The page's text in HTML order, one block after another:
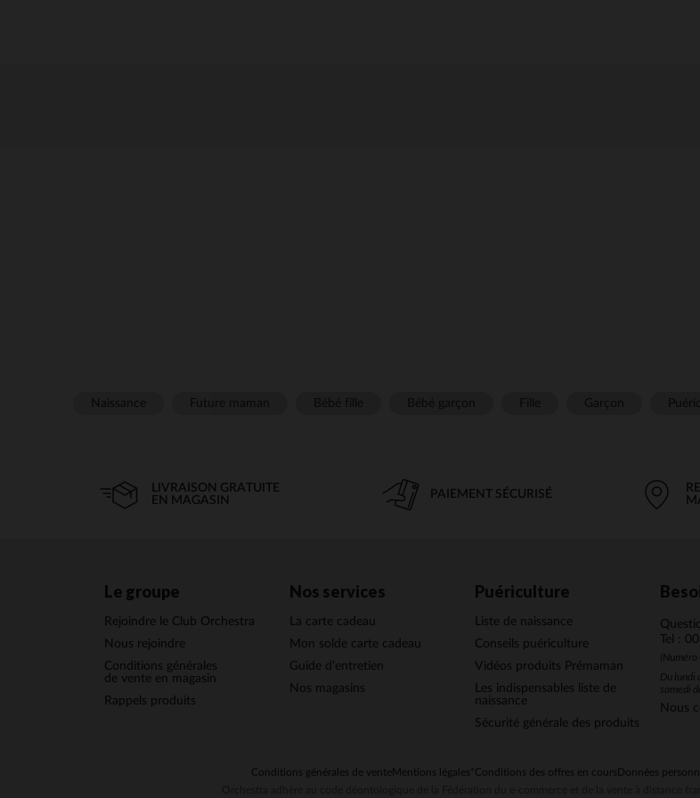
LIVRAISON GRATUITE
EN MAGASIN
PAIEMENT SÉCURISÉ
Le groupe
Rejoindre le Club Orchestra
Nous rejoindre
Conditions générales
de vente en magasin
Rappels produits
Nos services
La carte cadeau
Mon solde carte cadeau
Guide d'entretien
Nos magasins
Puériculture
Liste de naissance
Conseils puériculture
Vidéos produits Prémaman
Les indispensables liste de
naissance
Sécurité générale des produits
Tel :
(Numéro
Du lundi
samedi
Nous
Conditions générales de venteMentions légales *Conditions des offres en cours Données